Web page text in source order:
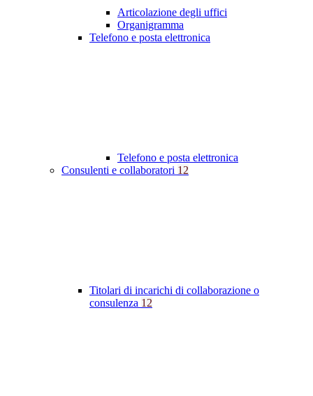
Articolazione degli uffici
Organigramma
Telefono e posta elettronica
Telefono e posta elettronica
Consulenti e collaboratori 12
Titolari di incarichi di collaborazione o
consulenza 12